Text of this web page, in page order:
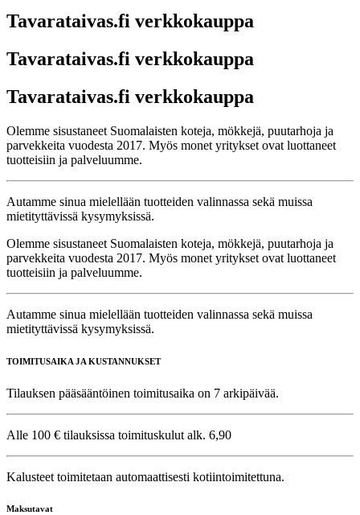
Tavarataivas.fi verkkokauppa
Tavarataivas.fi verkkokauppa
Tavarataivas.fi verkkokauppa
Olemme sisustaneet Suomalaisten koteja, mökkejä, puutarhoja ja
parvekkeita vuodesta 2017. Myös monet yritykset ovat luottaneet
tuotteisiin ja palveluumme.
Autamme sinua mielellään tuotteiden valinnassa sekä muissa
mietityttävissä kysymyksissä.
Olemme sisustaneet Suomalaisten koteja, mökkejä, puutarhoja ja
parvekkeita vuodesta 2017. Myös monet yritykset ovat luottaneet
tuotteisiin ja palveluumme.
Autamme sinua mielellään tuotteiden valinnassa sekä muissa
mietityttävissä kysymyksissä.
TOIMITUSAIKA JA KUSTANNUKSET
Tilauksen pääsääntöinen toimitusaika on 7 arkipäivää.
Alle 100 € tilauksissa toimituskulut alk. 6,90
Kalusteet toimitetaan automaattisesti kotiintoimitettuna.
Maksutavat